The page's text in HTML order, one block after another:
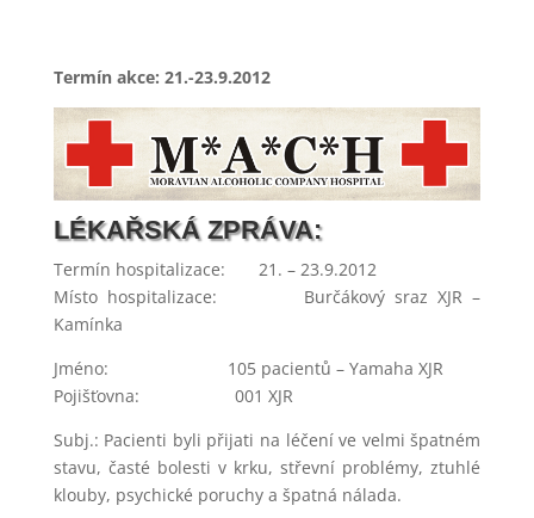
Termín akce: 21.-23.9.2012
LÉKAŘSKÁ ZPRÁVA:
Termín hospitalizace: 21. – 23.9.2012
Místo hospitalizace: Burčákový sraz XJR –
Kamínka
Jméno: 105 pacientů – Yamaha XJR
Pojišťovna: 001 XJR
Subj.: Pacienti byli přijati na léčení ve velmi špatném
stavu, časté bolesti v krku, střevní problémy, ztuhlé
klouby, psychické poruchy a špatná nálada.